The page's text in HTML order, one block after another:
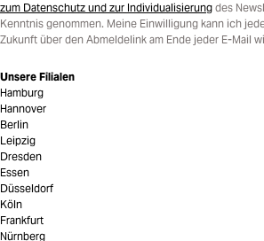
zum Datenschutz und zur Individualisierung des
Kenntnis genommen. Meine Einwilligung kann ich
Zukunft über den Abmeldelink am Ende jeder E-Mail
Unsere Filialen
Hamburg
Hannover
Berlin
Leipzig
Dresden
Essen
Düsseldorf
Köln
Frankfurt
Nürnberg